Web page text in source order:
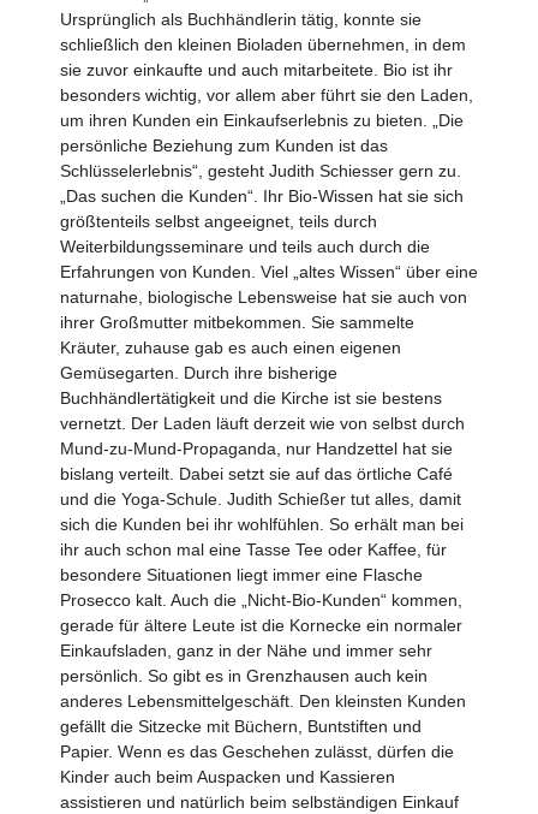
Ursprünglich als Buchhändlerin tätig, konnte sie
schließlich den kleinen Bioladen übernehmen, in dem
sie zuvor einkaufte und auch mitarbeitete. Bio ist ihr
besonders wichtig, vor allem aber führt sie den Laden,
um ihren Kunden ein Einkaufserlebnis zu bieten. „Die
persönliche Beziehung zum Kunden ist das
Schlüsselerlebnis“, gesteht Judith Schiesser gern zu.
„Das suchen die Kunden“. Ihr Bio-Wissen hat sie sich
größtenteils selbst angeeignet, teils durch
Weiterbildungs­seminare und teils auch durch die
Erfahrungen von Kunden. Viel „altes Wissen“ über eine
naturnahe, biologische Lebensweise hat sie auch von
ihrer Großmutter mitbekommen. Sie sammelte
Kräuter, zuhause gab es auch einen eigenen
Gemüsegarten. Durch ihre bisherige
Buchhändlertätigkeit und die Kirche ist sie bestens
vernetzt. Der Laden läuft derzeit wie von selbst durch
Mund-zu-Mund-Propaganda, nur Handzettel hat sie
bislang verteilt. Dabei setzt sie auf das örtliche Café
und die Yoga-Schule. Judith Schießer tut alles, damit
sich die Kunden bei ihr wohlfühlen. So erhält man bei
ihr auch schon mal eine Tasse Tee oder Kaffee, für
besondere Situationen liegt immer eine Flasche
Prosecco kalt. Auch die „Nicht-Bio-Kunden“ kommen,
gerade für ältere Leute ist die Kornecke ein normaler
Einkaufsladen, ganz in der Nähe und immer sehr
persönlich. So gibt es in Grenzhausen auch kein
anderes Lebens­mittelgeschäft. Den kleinsten Kunden
gefällt die Sitzecke mit Büchern, Buntstiften und
Papier. Wenn es das Geschehen zulässt, dürfen die
Kinder auch beim Auspacken und Kassieren
assistieren und natürlich beim selbständigen Einkauf